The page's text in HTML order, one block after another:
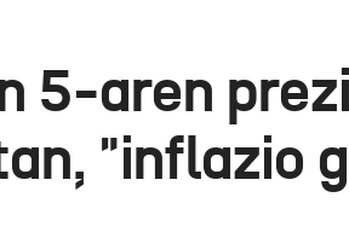
5-aren
"inflazio